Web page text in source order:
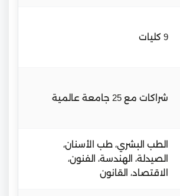
9 كليات
شراكات مع 25 جامعة عالمية
الطب البشري، طب الأسنان،
الصيدلة، الهندسة، الفنون،
الاقتصاد، القانون